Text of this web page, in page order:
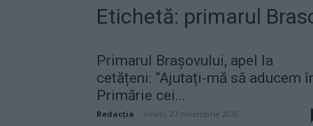
Etichetă: primarul
Primarul Brașovului, apel la
cetățeni: “Ajutați-mă să aducem
Primărie cei...
Redacţia vineri, 27 noiembrie 2020